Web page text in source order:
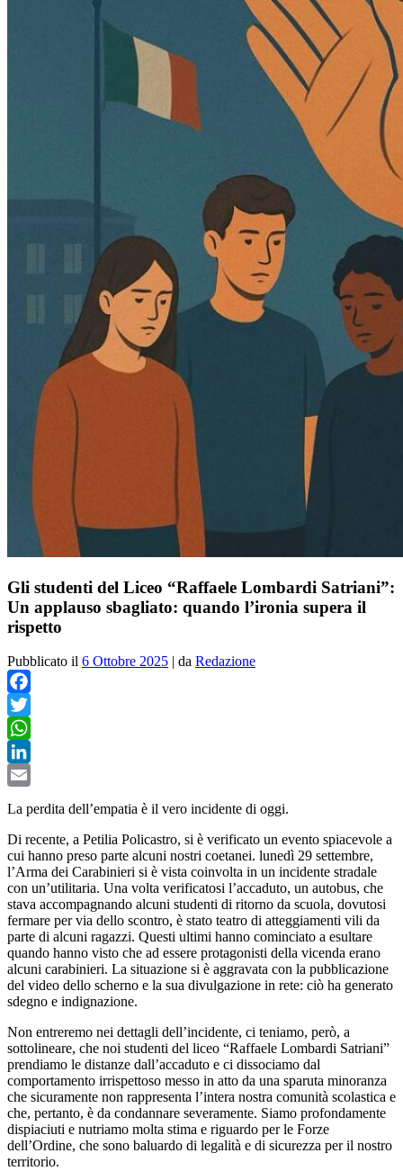
Gli studenti del Liceo “Raffaele Lombardi Satriani”:
Un applauso sbagliato: quando l’ironia supera il
rispetto
Pubblicato il 6 Ottobre 2025 | da Redazione
Facebook
Twitter
WhatsApp
LinkedIn
La perdita dell’empatia è il vero incidente di oggi.
Di recente, a Petilia Policastro, si è verificato un evento spiacevole a
cui hanno preso parte alcuni nostri coetanei. lunedì 29 settembre,
l’Arma dei Carabinieri si è vista coinvolta in un incidente stradale
con un’utilitaria. Una volta verificatosi l’accaduto, un autobus, che
stava accompagnando alcuni studenti di ritorno da scuola, dovutosi
fermare per via dello scontro, è stato teatro di atteggiamenti vili da
parte di alcuni ragazzi. Questi ultimi hanno cominciato a esultare
quando hanno visto che ad essere protagonisti della vicenda erano
alcuni carabinieri. La situazione si è aggravata con la pubblicazione
del video dello scherno e la sua divulgazione in rete: ciò ha generato
sdegno e indignazione.
Non entreremo nei dettagli dell’incidente, ci teniamo, però, a
sottolineare, che noi studenti del liceo “Raffaele Lombardi Satriani”
prendiamo le distanze dall’accaduto e ci dissociamo dal
comportamento irrispettoso messo in atto da una sparuta minoranza
che sicuramente non rappresenta l’intera nostra comunità scolastica e
che, pertanto, è da condannare severamente. Siamo profondamente
dispiaciuti e nutriamo molta stima e riguardo per le Forze
dell’Ordine, che sono baluardo di legalità e di sicurezza per il nostro
territorio.